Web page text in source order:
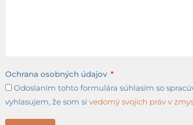
Ochrana osobných údajov
Odoslaním tohto formulára súhlasím so
vyhlasujem, že som si vedomý svojich práv v